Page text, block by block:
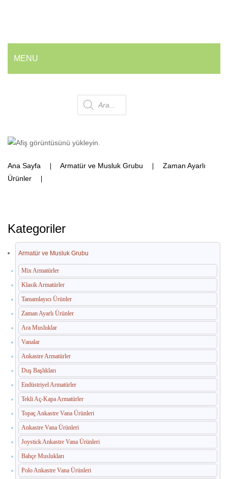
MENU
💰 En İyi Fiyatlarla
Armatür ve Musluk Grubu
İç Mekan Çöp Kovaları
Dış Mekan Çöp Kovaları
Küllükler ve Sigara Atık Üniteleri
El Kurutma Makineleri
🔐 En Güvenilir Adres
Fotoselli Kağıt Havluluklar
Sabunluklar
Otel Ekipmanları
Umumi Wc ve Banyo Ekipmanları
Havuz Duş Kulesi & Sahil Duş Kulesi
Açık Alan Su Çeşmesi(Sebil)
Medikal Ekipmanlar
Paslanmaz Havuz Ekipmanları
Products
Ana Sayfa Armatür ve Musluk Grubu
Zaman Ayarlı
Ürünler
Kategoriler
Armatür ve Musluk Grubu
Mix Armatürler
Klasik Armatürler
Tamamlayıcı Ürünler
Zaman Ayarlı Ürünler
Ara Musluklar
Vanalar
Ankastre Armatürler
Duş Başlıkları
Endüstriyel Armatürler
Tekli Aç-Kapa Armatürler
Topaç Ankastre Vana Ürünleri
Ankastre Vana Ürünleri
Joystick Ankastre Vana Ürünleri
Bahçe Muslukları
Polo Ankastre Vana Ürünleri